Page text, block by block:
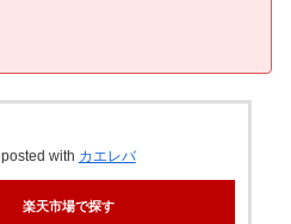
posted with カエレバ
楽天市場で探す